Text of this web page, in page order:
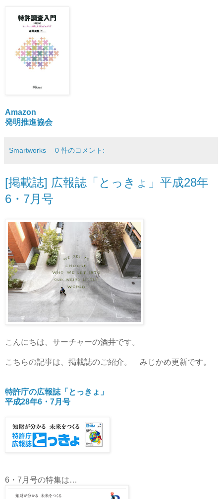
Amazon
発明推進協会
Smartworks 0 件のコメント:
[掲載誌] 広報誌「とっきょ」平成28年
6・7月号
こんにちは、サーチャーの酒井です。
こちらの記事は、掲載誌のご紹介。 みじかめ更新です。
特許庁の広報誌「とっきょ」
平成28年6・7月号
6・7月号の特集は…